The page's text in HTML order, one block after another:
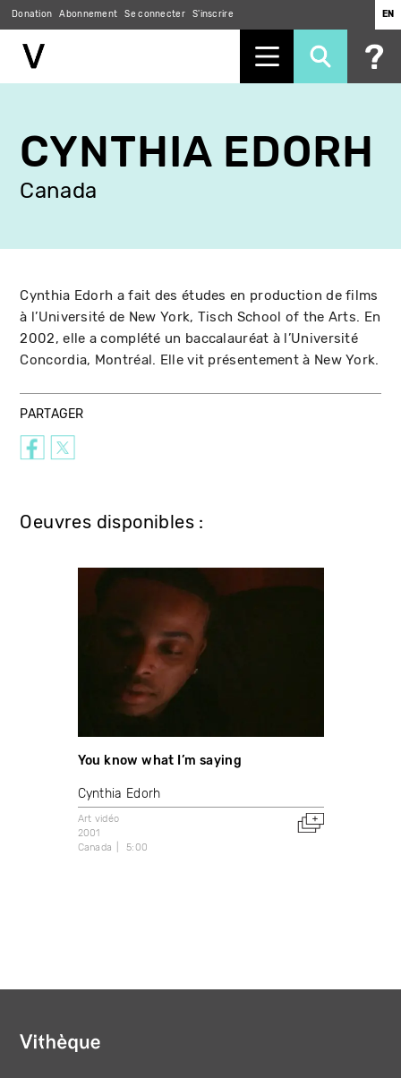
contenu
principal
Donation Abonnement Se connecter S'inscrire EN
CYNTHIA EDORH
Canada
Cynthia Edorh a fait des études en production de films
à l’Université de New York, Tisch School of the Arts. En
2002, elle a complété un baccalauréat à l’Université
Concordia, Montréal. Elle vit présentement à New York.
PARTAGER
Oeuvres disponibles :
You know what I’m saying
Cynthia Edorh
Art vidéo
2001
Canada
5:00